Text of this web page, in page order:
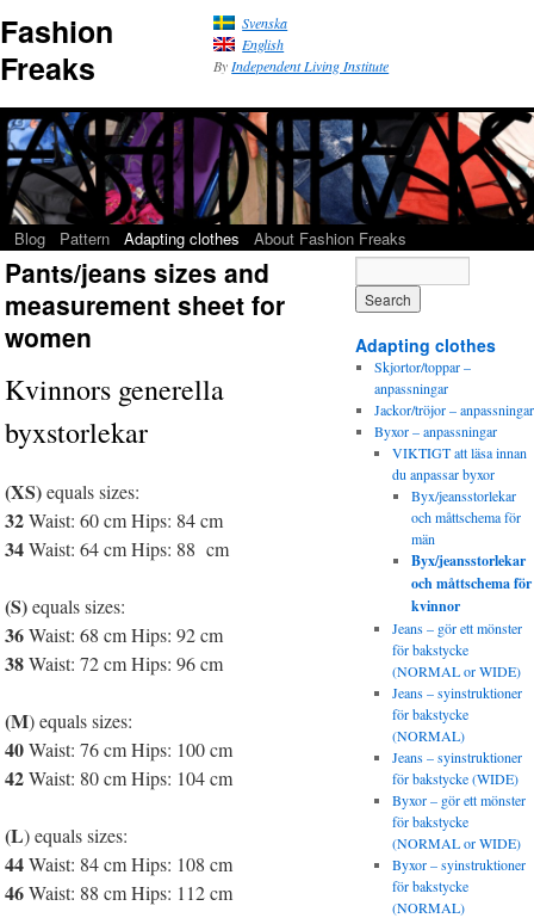
Fashion
Freaks
Svenska
English
By Independent Living Institute
Blog Pattern Adapting clothes About Fashion Freaks
Pants/jeans sizes and
measurement sheet for
women
Kvinnors generella
byxstorlekar
(XS)equals sizes:
32Waist: 60 cm Hips: 84 cm
34Waist: 64 cm Hips: 88 cm
(S)equals sizes:
36Waist: 68 cm Hips: 92 cm
38Waist: 72 cm Hips: 96 cm
(M) equals sizes:
40Waist: 76 cm Hips: 100 cm
42Waist: 80 cm Hips: 104 cm
(L) equals sizes:
44Waist: 84 cm Hips: 108 cm
46Waist: 88 cm Hips: 112 cm
Adapting clothes
Skjortor/toppar –
anpassningar
Jackor/tröjor – anpassningar
Byxor – anpassningar
VIKTIGT att läsa innan
du anpassar byxor
Byx/jeansstorlekar
och måttschema för
män
Byx/jeansstorlekar
och måttschema för
kvinnor
Jeans – gör ett mönster
för bakstycke
(NORMAL or WIDE)
Jeans – syinstruktioner
för bakstycke
(NORMAL)
Jeans – syinstruktioner
för bakstycke (WIDE)
Byxor – gör ett mönster
för bakstycke
(NORMAL or WIDE)
Byxor – syinstruktioner
för bakstycke
(NORMAL)